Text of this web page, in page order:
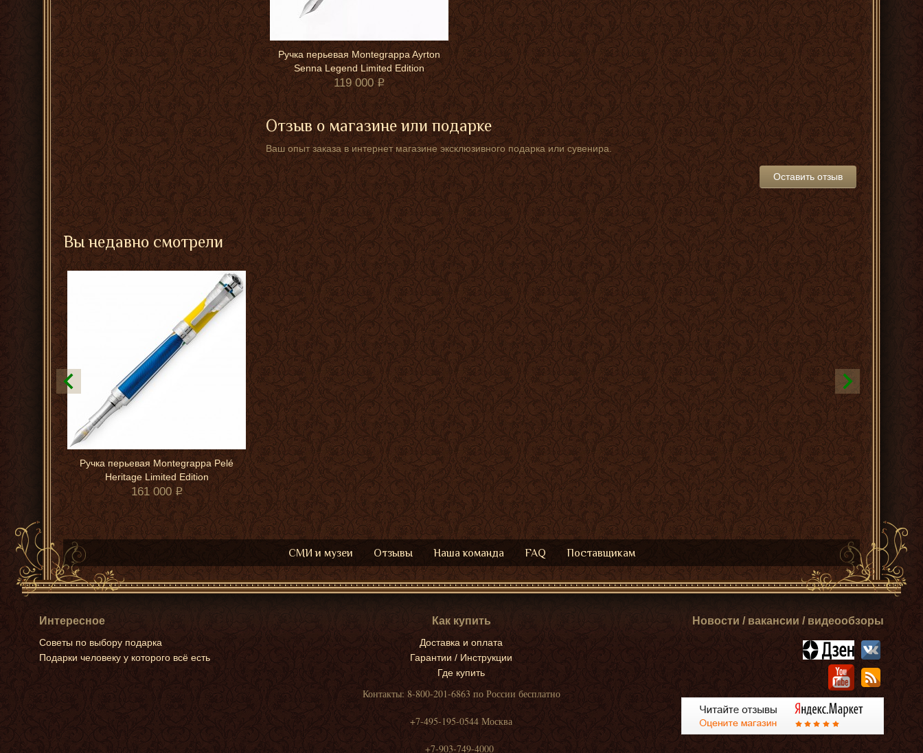
Ручка перьевая Montegrappa Ayrton
Senna Legend Limited Edition
119 000
Отзыв о магазине или подарке
Ваш опыт заказа в интернет магазине эксклюзивного подарка или сувенира.
Оставить отзыв
Вы недавно смотрели
Ручка перьевая Montegrappa Pelé
Heritage Limited Edition
161 000
СМИ и музеи Отзывы Наша команда FAQ Поставщикам
Интересное
Советы по выбору подарка
Подарки человеку у которого всё есть
Как купить
Доставка и оплата
Гарантии / Инструкции
Где купить
Контакты: 8-800-201-6863 по России бесплатно
+7-495-195-0544 Москва
+7-903-749-4000
Новости / вакансии / видеообзоры